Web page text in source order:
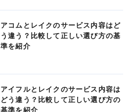
アコムとレイクのサービス内容はど
う違う？比較して正しい選び方の基
準を紹介
アイフルとレイクのサービス内容は
どう違う？比較して正しい選び方の
基準を紹介